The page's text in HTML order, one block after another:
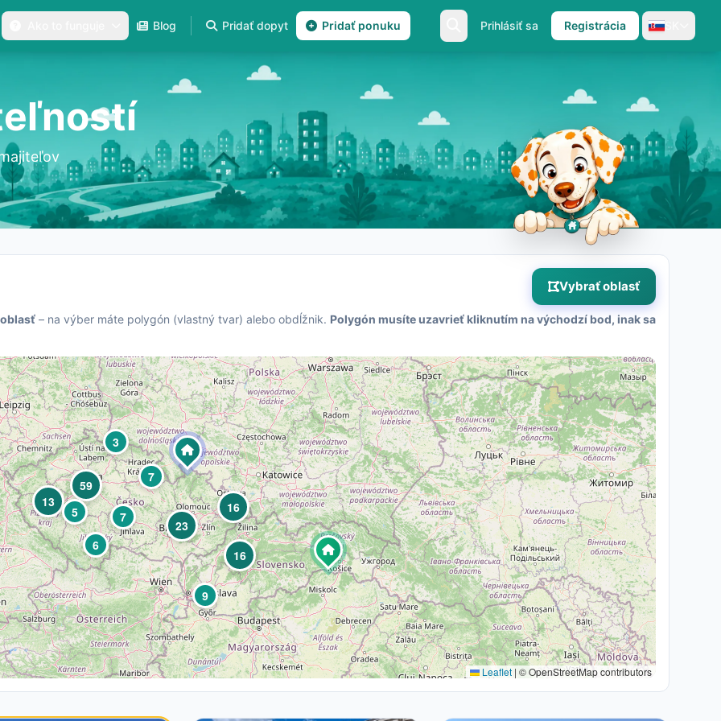
Blog Pridať dopyt Pridať ponuku Prihlásiť sa Registrácia
Vybrať oblasť
– na výber máte polygón (vlastný tvar) alebo obdĺžnik. Polygón musíte uzavrieť kliknutím na východzí bod, inak sa
16
13
3
5
6
7
7
59
23
9
16
Leaflet | © OpenStreetMap contributors